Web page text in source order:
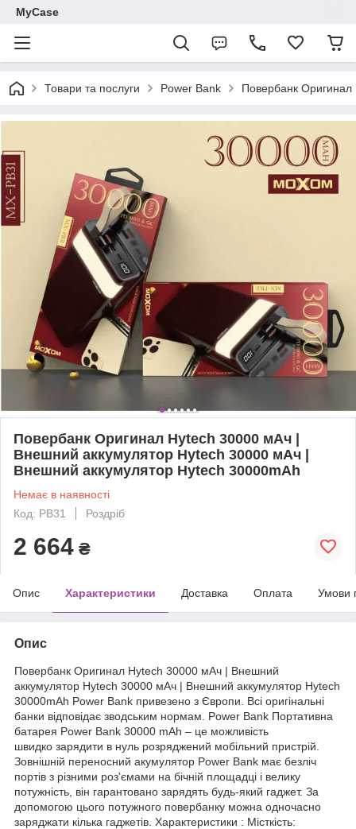
MyCase
Товари та послуги Power Bank Повербанк
Повербанк Оригинал Hytech 30000 мАч |
Внешний аккумулятор Hytech 30000 мАч |
Внешний аккумулятор Hytech 30000mAh
Немає в наявності
Код: PB31
Роздріб
2 664 ₴
Опис Характеристики Доставка Оплата Умови
Опис
Повербанк Оригинал Hytech 30000 мАч | Внешний
аккумулятор Hytech 30000 мАч | Внешний аккумулятор Hytech
30000mAh Power Bank привезено з Європи. Всі оригінальні
банки відповідає зводським нормам. Power Bank Портативна
батарея Power Bank 30000 mAh – це можливість
швидко зарядити в нуль розряджений мобільний пристрій.
Зовнішній переносний акумулятор Power Bank має безліч
портів з різними роз'ємами на бічній площадці і велику
потужність, він гарантовано зарядять будь-який гаджет. За
допомогою цього потужного повербанку можна одночасно
заряджати кілька гаджетів. Характеристики : Місткість: